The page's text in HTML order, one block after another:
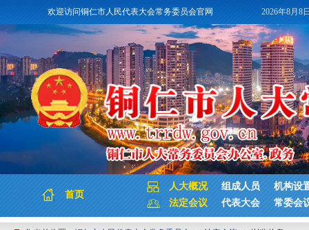
欢迎访问铜仁市人民代表大会常务委员会官网 2026年8月8
首页
人大概况 组成人员
机构设
法定会议
代表大会 常委会